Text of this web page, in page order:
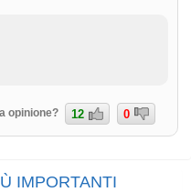
opinione? 12 0
IMPORTANTI